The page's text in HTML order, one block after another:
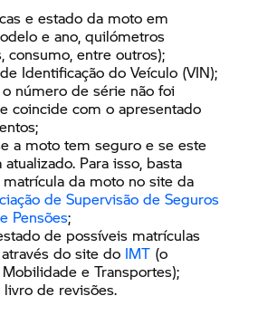
e estado da moto em
e ano, quilómetros
consumo, entre outros);
Identificação do Veículo (VIN);
número de série não foi
coincide com o apresentado
a moto tem seguro e se este
Para isso, basta
matrícula da moto no site da
de Supervisão de Seguros
Pensões;
de possíveis matrículas
do site do IMT (o
e Transportes);
de revisões.